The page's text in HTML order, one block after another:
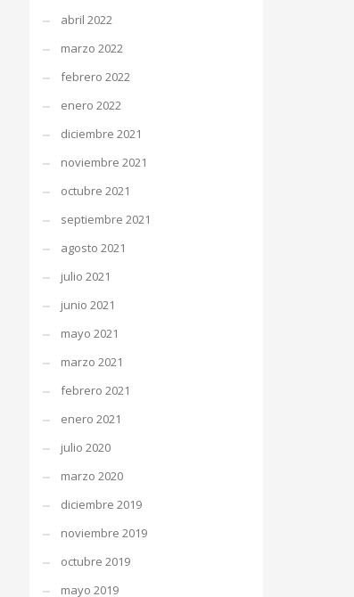
abril 2022
marzo 2022
febrero 2022
enero 2022
diciembre 2021
noviembre 2021
octubre 2021
septiembre 2021
agosto 2021
julio 2021
junio 2021
mayo 2021
marzo 2021
febrero 2021
enero 2021
julio 2020
marzo 2020
diciembre 2019
noviembre 2019
octubre 2019
mayo 2019